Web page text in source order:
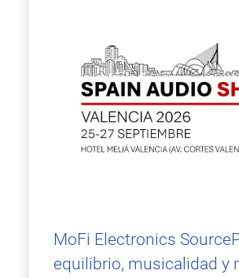
MoFi Electronics
equilibrio, musicalidad y